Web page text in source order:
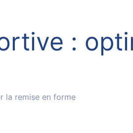
:
la remise en forme